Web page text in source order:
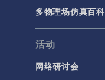
多物理场仿真百科
活动
网络研讨会